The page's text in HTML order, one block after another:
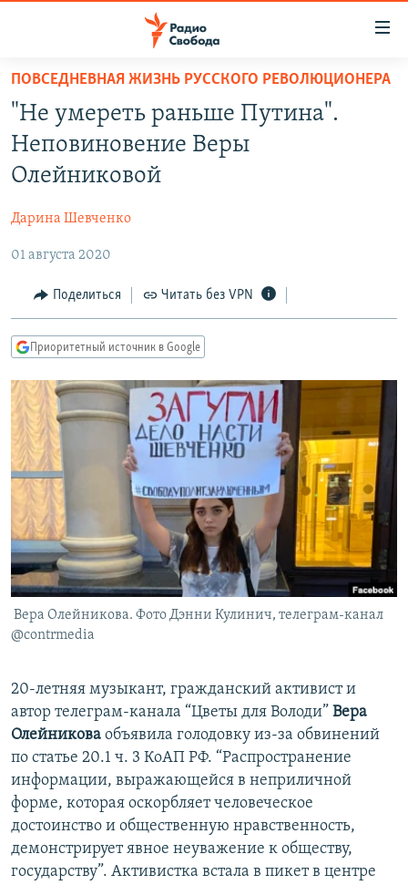
упрощенного
доступа
Вернуться
основному
Вернутся
навигации
Вернутся
поиску
ПРОГРАММЫ
ПОДКАСТЫ
АВТОРСКИЕ ПРОЕКТЫ
МНЕНИЯ
КУЛЬТУРА
IDEL.РЕАЛИИ
СЕВЕР.РЕАЛИИ
СИБИРЬ.РЕАЛИИ
РАСПИСАНИЕ ВЕЩАНИЯ
ПОДПИШИТЕСЬ НА РАССЫЛКУ
СОЦИАЛЬНЫЕ СЕТИ
Все сайты РСЕ/РС
ПОВСЕДНЕВНАЯ ЖИЗНЬ РУССКОГО РЕВОЛЮЦИОНЕРА
"Не умереть раньше Путина".
Неповиновение Веры
Олейниковой
Дарина Шевченко
01 августа 2020
Поделиться Читать без VPN
Приоритетный источник в Google
Вера Олейникова. Фото Дэнни Кулинич, телеграм-канал
@contrmedia
20-летняя музыкант, гражданский активист и
автор телеграм-канала “Цветы для Володи” Вера
Олейникова объявила голодовку из-за обвинений
по статье 20.1 ч. 3 КоАП РФ. “Распространение
информации, выражающейся в неприличной
форме, которая оскорбляет человеческое
достоинство и общественную нравственность,
демонстрирует явное неуважение к обществу,
государству”. Активистка встала в пикет в центре